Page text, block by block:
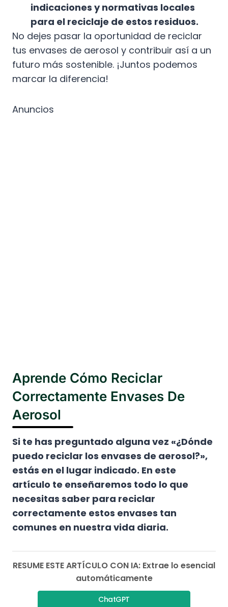
indicaciones y normativas locales
para el reciclaje de estos residuos.
No dejes pasar la oportunidad de reciclar
tus envases de aerosol y contribuir así a un
futuro más sostenible. ¡Juntos podemos
marcar la diferencia!
Anuncios
Aprende Cómo Reciclar
Correctamente Envases De
Aerosol
Si te has preguntado alguna vez «¿Dónde
puedo reciclar los envases de aerosol?»,
estás en el lugar indicado. En este
artículo te enseñaremos todo lo que
necesitas saber para reciclar
correctamente estos envases tan
comunes en nuestra vida diaria.
RESUME ESTE ARTÍCULO CON IA: Extrae lo esencial
automáticamente
ChatGPT